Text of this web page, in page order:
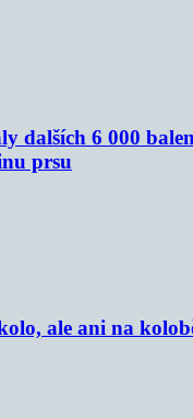
dalších 6 000
prsu
ale ani na